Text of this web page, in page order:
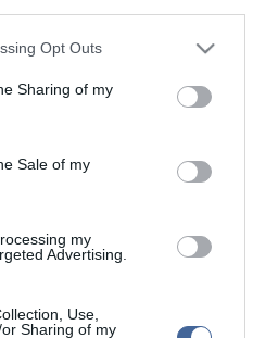
app uses one or more Google
behaviour. You may click to
and its third-party tags to
purposes in below Google
Opt Outs
Sharing of my
Sale of my
my
Advertising.
Use,
Sharing of my
elégedetlen a pakisztáni
és a határon áthatolva támadják
erőket. A tálibok egy Japánban
megerősítette szerdán, hogy
afganisztáni békekötésről szóló
megszakadtak, feltéve, ha az
azon ígéretéhez, hogy szabadon
bizottságának tagja, aki 2001
szervezett.